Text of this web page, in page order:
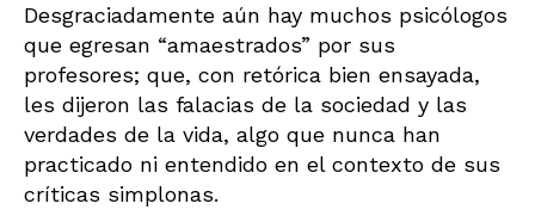
Desgraciadamente aún hay muchos psicólogos
que egresan “amaestrados” por sus
profesores; que, con retórica bien ensayada,
les dijeron las falacias de la sociedad y las
verdades de la vida, algo que nunca han
practicado ni entendido en el contexto de sus
críticas simplonas.